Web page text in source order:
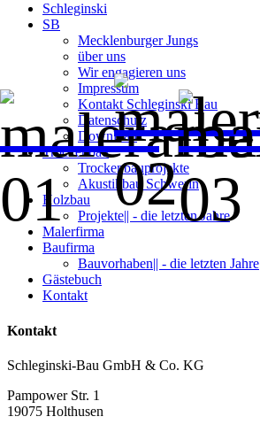
Schleginski
SB
Mecklenburger Jungs
über uns
Wir engagieren uns
Impressum
Kontakt Schleginski Bau
Datenschutz
Download
Trockenbau
Trockenbauprojekte
Akustikbau Schwerin
Holzbau
Projekte|| - die letzten Jahre
Malerfirma
Baufirma
Bauvorhaben|| - die letzten Jahre
Gästebuch
Kontakt
Kontakt
Schleginski-Bau GmbH & Co. KG
Pampower Str. 1
19075 Holthusen